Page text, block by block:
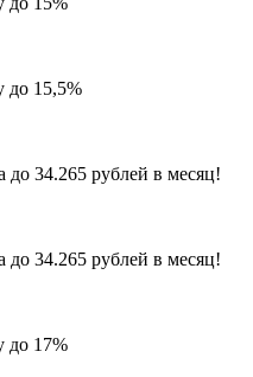
до 15,5%
34.265 рублей в месяц!
34.265 рублей в месяц!
до 17%